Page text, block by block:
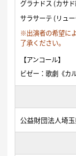
グラナドス (カサ
サラサーテ (リュ
※出演者の希望に
了承ください。
【アンコール】
ビゼー：歌劇《カ
公益財団法人埼